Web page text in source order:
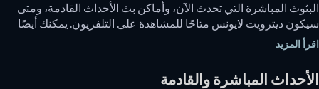
البثوث المباشرة التي تحدث الآن، وأماكن بث الأحداث القادمة، ومتى
سيكون ديترويت لايونس متاحًا للمشاهدة على التلفزيون. يمكنك أيضًا
المزيد
المباشرة والقادمة